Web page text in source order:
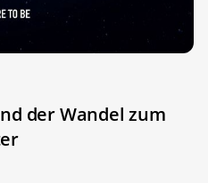
der Wandel zum